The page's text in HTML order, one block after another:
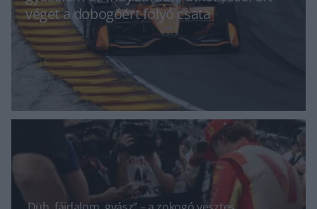
véget a dobogóért folyó csata